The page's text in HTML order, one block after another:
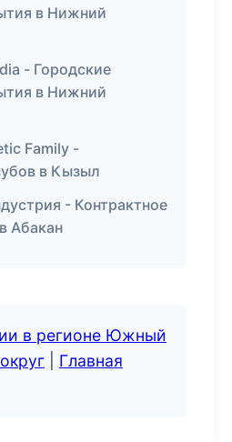
в Нижний
- Городские
в Нижний
Family -
в Кызыл
- Контрактное
Абакан
в регионе Южный
Главная